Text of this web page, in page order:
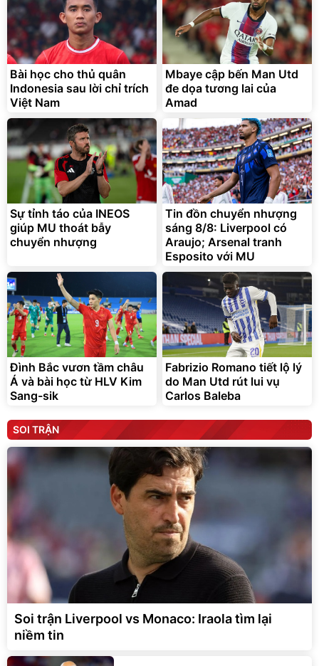
Bài học cho thủ quân
Indonesia sau lời chỉ trích
Việt Nam
Mbaye cập bến Man Utd
đe dọa tương lai của
Amad
Sự tỉnh táo của INEOS
giúp MU thoát bẫy
chuyển nhượng
Tin đồn chuyển nhượng
sáng 8/8: Liverpool có
Araujo; Arsenal tranh
Esposito với MU
Đình Bắc vươn tầm châu
Á và bài học từ HLV Kim
Sang-sik
Fabrizio Romano tiết lộ lý
do Man Utd rút lui vụ
Carlos Baleba
SOI TRẬN
Soi trận Liverpool vs Monaco: Iraola tìm lại
niềm tin